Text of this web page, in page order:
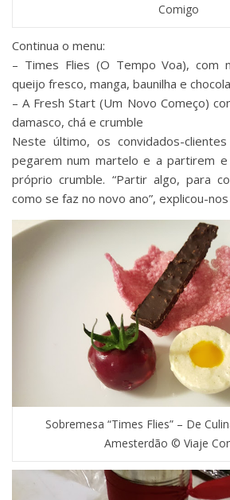
Comigo
Continua o menu:
– Times Flies (O Tempo Voa), com
queijo fresco, manga, baunilha e
– A Fresh Start (Um Novo Começo)
damasco, chá e crumble
Neste último, os convidados-
pegarem num martelo e a partirem
próprio crumble. “Partir algo, para
como se faz no novo ano”, explicou-
Sobremesa “Times Flies” – De
Amesterdão © Viaje